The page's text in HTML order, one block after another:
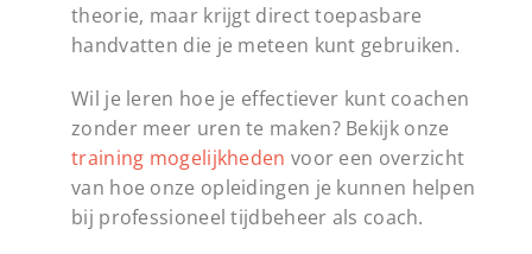
theorie, maar krijgt direct toepasbare
handvatten die je meteen kunt gebruiken.
Wil je leren hoe je effectiever kunt coachen
zonder meer uren te maken? Bekijk onze
training mogelijkheden voor een overzicht
van hoe onze opleidingen je kunnen helpen
bij professioneel tijdbeheer als coach.